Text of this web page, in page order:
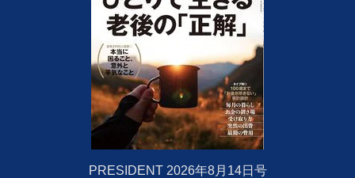
PRESIDENT 2026年8月14日号